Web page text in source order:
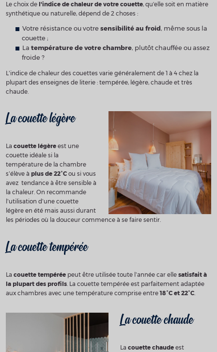
Le choix de l'indice de chaleur de votre couette, qu'elle soit en matière
synthétique ou naturelle, dépend de 2 choses :
Votre résistance ou votre sensibilité au froid , même sous la
couette ;
La température de votre chambre, plutôt chauffée ou assez
froide ?
L’indice de chaleur des couettes varie généralement de 1 à 4 chez la
plupart des enseignes de literie : tempérée, légère, chaude et très
chaude.
La couette légère
La couette légère est une
couette idéale si la
température de la chambre
s’élève à plus de 22°C ou si vous
avez tendance à être sensible à
la chaleur. On recommande
l’utilisation d’une couette
légère en été mais aussi durant
les périodes où la douceur commence à se faire sentir.
La couette tempérée
La couette tempérée peut être utilisée toute l’année car elle satisfait à
la plupart des profils . La couette tempérée est parfaitement adaptée
aux chambres avec une température comprise entre18°C et 22°C
La couette chaude
La couette chaude est